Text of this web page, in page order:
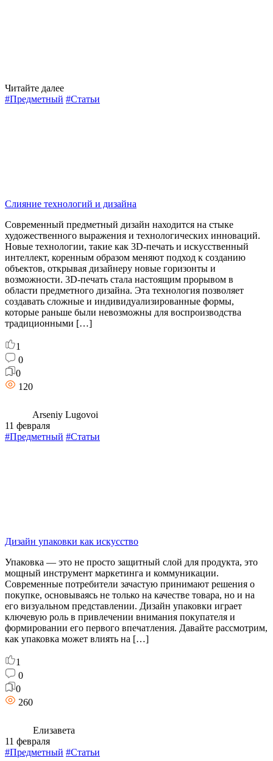
Читайте далее
#Предметный #Статьи
Слияние технологий и дизайна
Современный предметный дизайн находится на стыке
художественного выражения и технологических инноваций.
Новые технологии, такие как 3D-печать и искусственный
интеллект, коренным образом меняют подход к созданию
объектов, открывая дизайнеру новые горизонты и
возможности. 3D-печать стала настоящим прорывом в
области предметного дизайна. Эта технология позволяет
создавать сложные и индивидуализированные формы,
которые раньше были невозможны для воспроизводства
традиционными […]
1
0
0
120
Arseniy Lugovoi
11 февраля
#Предметный #Статьи
Дизайн упаковки как искусство
Упаковка — это не просто защитный слой для продукта, это
мощный инструмент маркетинга и коммуникации.
Современные потребители зачастую принимают решения о
покупке, основываясь не только на качестве товара, но и на
его визуальном представлении. Дизайн упаковки играет
ключевую роль в привлечении внимания покупателя и
формировании его первого впечатления. Давайте рассмотрим,
как упаковка может влиять на […]
1
0
0
260
Елизавета
11 февраля
#Предметный #Статьи